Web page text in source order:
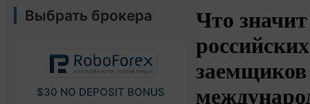
Выбрать брокера
$30 NO DEPOSIT BONUS
Что